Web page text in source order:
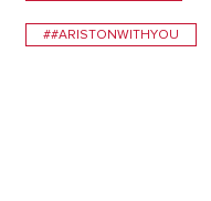
##ARISTONWITHYOU